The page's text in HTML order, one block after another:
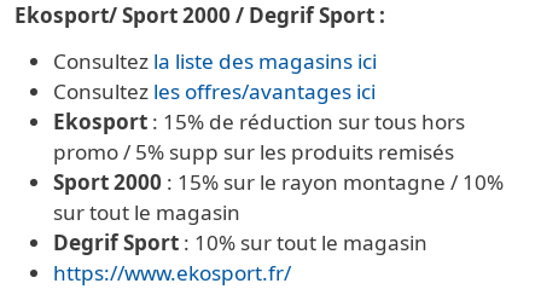
Ekosport/ Sport 2000 / Degrif Sport :
Consultez la liste des magasins ici
Consultez les offres/avantages ici
Ekosport : 15% de réduction sur tous hors
promo / 5% supp sur les produits remisés
Sport 2000 : 15% sur le rayon montagne / 10%
sur tout le magasin
Degrif Sport : 10% sur tout le magasin
https://www.ekosport.fr/